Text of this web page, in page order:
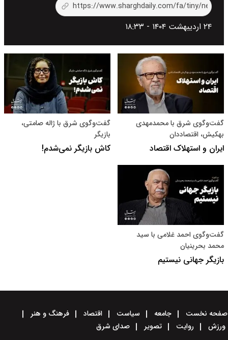
۲۴ اردیبهشت ۱۴۰۴ - ۱۸:۳۳
گفت‌و‌گوی شرق با محمدمهدی
بهکیش، اقتصاددان
ایران و استهلاک اقتصاد
گفت‌وگوی شرق با ژاله صامتی،
بازیگر
کاش بازیگر نمی‌شدم!
گفت‌وگوی احمد غلامی با سید
محمد بحرینیان
بازیگر جهانی نیستیم
صفحه نخست جامعه سیاست اقتصاد
فرهنگ و هنر
ورزش
روایت تصویر صدای شرق